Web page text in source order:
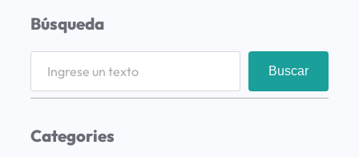
n
t
a
c
ó
Búsqueda
r
Buscar
Categories